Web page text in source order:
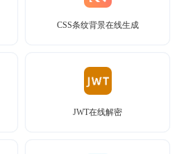
CSS条纹背景在线生成
JWT在线解密